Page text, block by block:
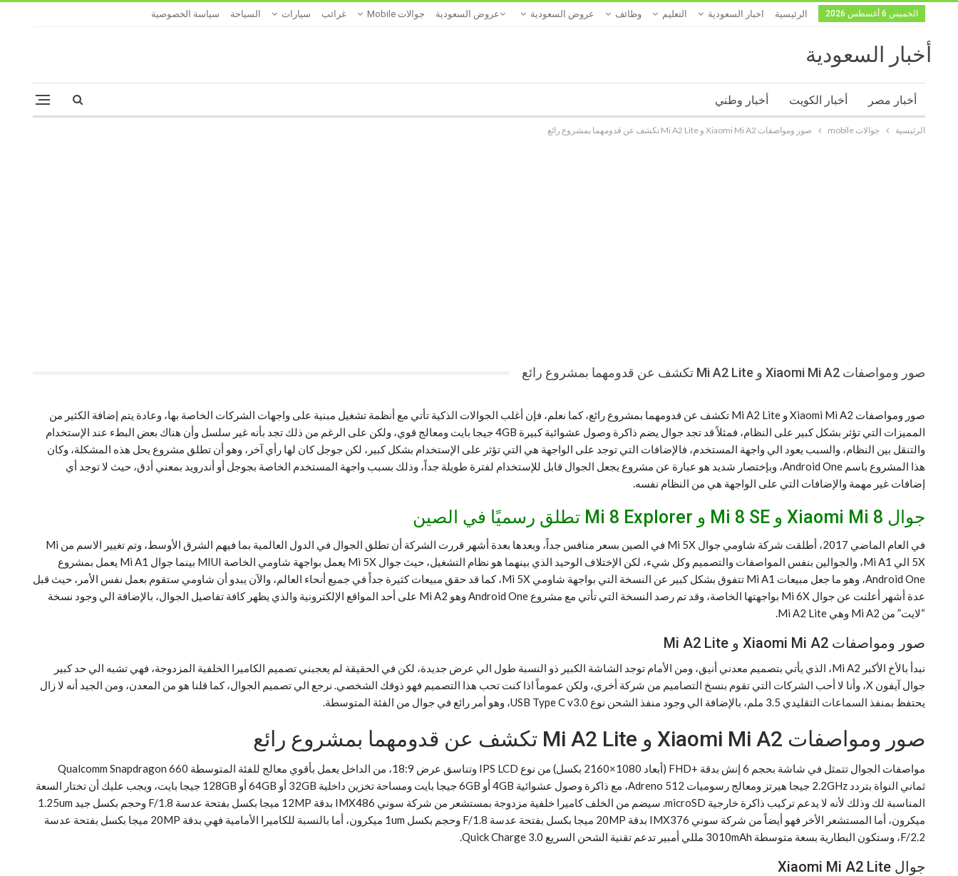
الخميس 6 أغسطس 2026 الرئيسية اخبار السعودية التعليم وظائف عروض السعودية عروض السعودية جوالات Mobile غرائب سيارات السياحة سياسة الخصوصية
أخبار السعودية
أخبار مصر أخبار الكويت أخبار وطني
الرئيسية جوالات mobile صور ومواصفات Xiaomi Mi A2 و Mi A2 Lite تكشف عن قدومهما بمشروع رائع
صور ومواصفات Xiaomi Mi A2 و Mi A2 Lite تكشف عن قدومهما بمشروع رائع
صور ومواصفات Xiaomi Mi A2 و Mi A2 Lite تكشف عن قدومهما بمشروع رائع، كما نعلم، فإن أغلب الجوالات الذكية تأتي مع أنظمة تشغيل مبنية على واجهات الشركات الخاصة بها، وعادة يتم إضافة الكثير من
المميزات التي تؤثر بشكل كبير على النظام، فمثلاً قد تجد جوال يضم ذاكرة وصول عشوائية كبيرة 4GB جيجا بايت ومعالج قوي، ولكن على الرغم من ذلك تجد بأنه غير سلسل وأن هناك بعض البطء عند الإستخدام
والتنقل بين النظام، والسبب يعود الي واجهة المستخدم، فالإضافات التي توجد على الواجهة هي التي تؤثر على الإستخدام بشكل كبير، لكن جوجل كان لها رأي آخر، وهو أن تطلق مشروع يحل هذه المشكلة، وكان
هذا المشروع باسم Android One، وبإختصار شديد هو عبارة عن مشروع يجعل الجوال قابل للإستخدام لفترة طويلة جداً، وذلك بسبب واجهة المستخدم الخاصة بجوجل أو أندرويد بمعني أدق، حيث لا توجد أي
إضافات غير مهمة والإضافات التي على الواجهة هي من النظام نفسه.
جوال Xiaomi Mi 8 و Mi 8 SE و Mi 8 Explorer تطلق رسميًا في الصين
في العام الماضي 2017، أطلقت شركة شاومي جوال Mi 5X في الصين بسعر منافس جداً، وبعدها بعدة أشهر قررت الشركة أن تطلق الجوال في الدول العالمية بما فيهم الشرق الأوسط، وتم تغيير الاسم من Mi
5X الي Mi A1، والجوالين بنفس المواصفات والتصميم وكل شيء، لكن الإختلاف الوحيد الذي بينهما هو نظام التشغيل، حيث جوال Mi 5X يعمل بواجهة شاومي الخاصة MIUI بينما جوال Mi A1 يعمل بمشروع
Android One، وهو ما جعل مبيعات Mi A1 تتفوق بشكل كبير عن النسخة التي بواجهة شاومي Mi 5X، كما قد حقق مبيعات كثيرة جداً في جميع أنحاء العالم، والآن يبدو أن شاومي ستقوم بعمل نفس الأمر، حيث قبل
عدة أشهر أعلنت عن جوال Mi 6X بواجهتها الخاصة، وقد تم رصد النسخة التي تأتي مع مشروع Android One وهو Mi A2 على أحد المواقع الإلكترونية والذي يظهر كافة تفاصيل الجوال، بالإضافة الي وجود نسخة
“لايت” من Mi A2 وهي Mi A2 Lite.
صور ومواصفات Xiaomi Mi A2 و Mi A2 Lite
نبدأ بالأخ الأكبر Mi A2، الذي يأتي بتصميم معدني أنيق، ومن الأمام توجد الشاشة الكبير ذو النسبة طول الي عرض جديدة، لكن في الحقيقة لم يعجبني تصميم الكاميرا الخلفية المزدوجة، فهي تشبه الي حد كبير
جوال آيفون X، وأنا لا أحب الشركات التي تقوم بنسخ التصاميم من شركة أخري، ولكن عموماً اذا كنت تحب هذا التصميم فهو ذوقك الشخصي. نرجع الي تصميم الجوال، كما قلنا هو من المعدن، ومن الجيد أنه لا زال
يحتفظ بمنفذ السماعات التقليدي 3.5 ملم، بالإضافة الي وجود منفذ الشحن نوع USB Type C v3.0، وهو أمر رائع في جوال من الفئة المتوسطة.
صور ومواصفات Xiaomi Mi A2 و Mi A2 Lite تكشف عن قدومهما بمشروع رائع
مواصفات الجوال تتمثل في شاشة بحجم 6 إنش بدقة +FHD (أبعاد 1080×2160 بكسل) من نوع IPS LCD وتناسق عرض 18:9، من الداخل يعمل بأقوي معالج للفئة المتوسطة Qualcomm Snapdragon 660
ثماني النواة بتردد 2.2GHz جيجا هيرتز ومعالج رسوميات Adreno 512، مع ذاكرة وصول عشوائية 4GB أو 6GB جيجا بايت ومساحة تخزين داخلية 32GB أو 64GB أو 128GB جيجا بايت، ويجب عليك أن تختار السعة
المناسبة لك وذلك لأنه لا يدعم تركيب ذاكرة خارجية microSD. سيضم من الخلف كاميرا خلفية مزدوجة بمستشعر من شركة سوني IMX486 بدقة 12MP ميجا بكسل بفتحة عدسة F/1.8 وحجم بكسل جيد 1.25um
ميكرون، أما المستشعر الأخر فهو أيضاً من شركة سوني IMX376 بدقة 20MP ميجا بكسل بفتحة عدسة F/1.8 وحجم بكسل 1um ميكرون، أما بالنسبة للكاميرا الأمامية فهي بدقة 20MP ميجا بكسل بفتحة عدسة
F/2.2، وستكون البطارية بسعة متوسطة 3010mAh مللي أمبير تدعم تقنية الشحن السريع Quick Charge 3.0.
جوال Xiaomi Mi A2 Lite